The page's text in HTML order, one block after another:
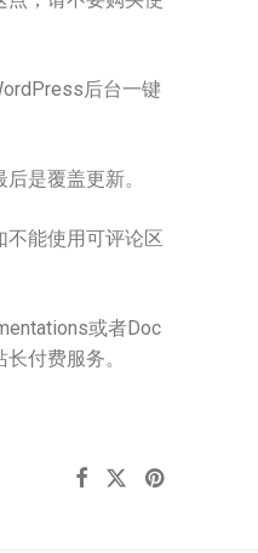
后台一键
是覆盖更新。
不能使用可评论区
或者Doc
付费服务。